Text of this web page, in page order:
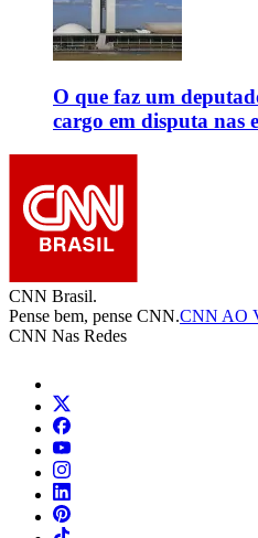
O que faz um
cargo em disputa nas
CNN Brasil.
Pense bem, pense CNN.CNN AO
CNN Nas Redes